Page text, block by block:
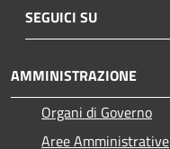
SEGUICI SU
AMMINISTRAZIONE
Organi di Governo
Aree Amministrative